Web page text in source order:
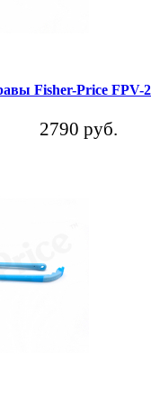
Fisher-Price FPV-
2790 руб.